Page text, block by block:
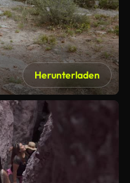
Herunterladen